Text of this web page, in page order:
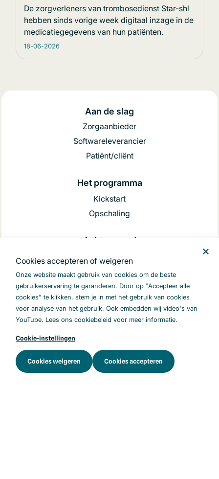
Cookies accepteren of weigeren
Onze website maakt gebruik van cookies om de beste
gebruikerservaring te garanderen. Door op "Accepteer alle
cookies" te klikken, stem je in met het gebruik van cookies
voor analyse van het gebruik. Ook embedden wij video's van
YouTube. Lees ons cookiebeleid voor meer informatie.
Cookie-instellingen
Cookies weigeren Cookies accepteren
De zorgverleners van trombosedienst Star-shl
hebben sinds vorige week digitaal inzage in de
medicatiegegevens van hun patiënten.
18-06-2026
Aan de slag
Zorgaanbieder
Softwareleverancier
Patiënt/cliënt
Het programma
Kickstart
Opschaling
Achtergrond
Kennisbank
FAQ
Nieuwsbrief
.